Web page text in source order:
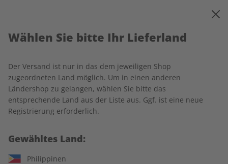
Startseite Spotlight Produkte
Produkte
20 Artikel
Filter
Wählen Sie bitte Ihr Lieferland
Der Versand ist nur in das dem jeweiligen Shop
zugeordneten Land möglich. Um in einen anderen
Ländershop zu gelangen, wählen Sie bitte das
entsprechende Land aus der Liste aus. Ggf. ist eine neue
Registrierung erforderlich.
Gewähltes Land:
Philippinen